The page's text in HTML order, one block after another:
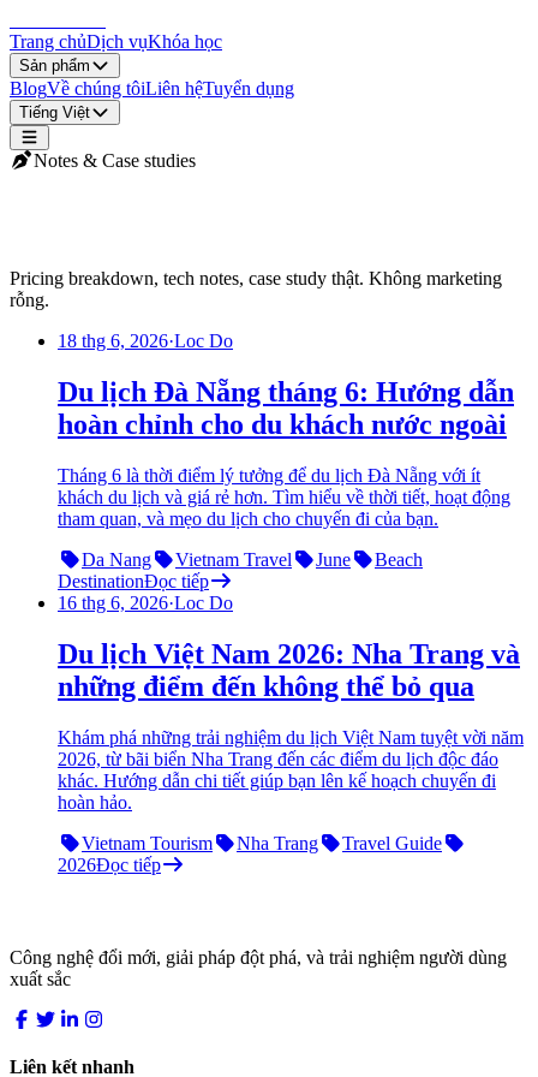
Trang chủDịch vụKhóa học
Sản phẩm
BlogVề chúng tôiLiên hệTuyển dụng
Tiếng Việt
Notes & Case studies
Pricing breakdown, tech notes, case study thật. Không marketing
rỗng.
18 thg 6, 2026·Loc Do
Du lịch Đà Nẵng tháng 6: Hướng dẫn
hoàn chỉnh cho du khách nước ngoài
Tháng 6 là thời điểm lý tưởng để du lịch Đà Nẵng với ít
khách du lịch và giá rẻ hơn. Tìm hiểu về thời tiết, hoạt động
tham quan, và mẹo du lịch cho chuyến đi của bạn.
Da Nang
Vietnam Travel June
Beach
DestinationĐọc tiếp
16 thg 6, 2026·Loc Do
Du lịch Việt Nam 2026: Nha Trang và
những điểm đến không thể bỏ qua
Khám phá những trải nghiệm du lịch Việt Nam tuyệt vời năm
2026, từ bãi biển Nha Trang đến các điểm du lịch độc đáo
khác. Hướng dẫn chi tiết giúp bạn lên kế hoạch chuyến đi
hoàn hảo.
Vietnam Tourism
Nha Trang
Travel Guide
2026Đọc tiếp
Công nghệ đổi mới, giải pháp đột phá, và trải nghiệm người dùng
xuất sắc
Liên kết nhanh